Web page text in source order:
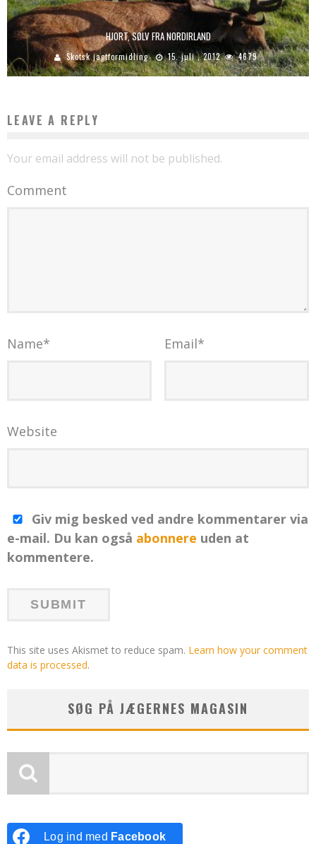
HJORT, SØLV FRA NORDIRLAND
Skotsk jagtformidling 15. juli , 2012 4679
LEAVE A REPLY
Your email address will not be published.
Comment
Name* Email*
Website
Giv mig besked ved andre kommentarer via
e-mail. Du kan også abonnere uden at
kommentere.
This site uses Akismet to reduce spam. Learn how your comment
data is processed.
SØG PÅ JÆGERNES MAGASIN
Log ind med Facebook